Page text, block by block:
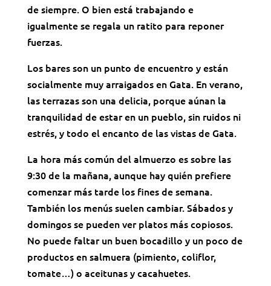
de siempre. O bien está trabajando e
igualmente se regala un ratito para reponer
fuerzas.
Los bares son un punto de encuentro y están
socialmente muy arraigados en Gata. En verano,
las terrazas son una delicia, porque aúnan la
tranquilidad de estar en un pueblo, sin ruidos ni
estrés, y todo el encanto de las vistas de Gata.
La hora más común del almuerzo es sobre las
9:30 de la mañana, aunque hay quién prefiere
comenzar más tarde los fines de semana.
También los menús suelen cambiar. Sábados y
domingos se pueden ver platos más copiosos.
No puede faltar un buen bocadillo y un poco de
productos en salmuera (pimiento, coliflor,
tomate…) o aceitunas y cacahuetes.